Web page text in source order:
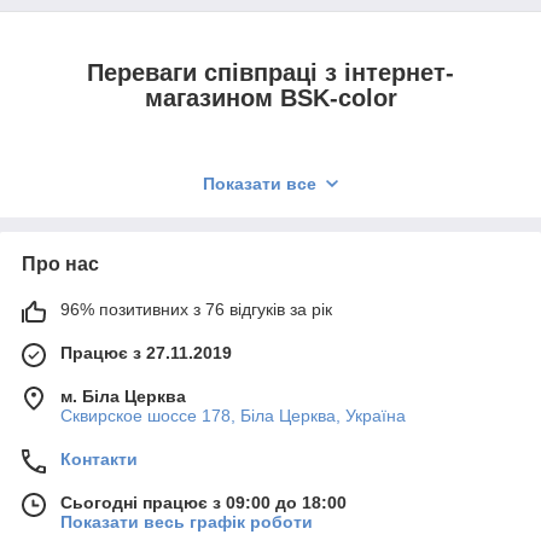
Переваги співпраці з інтернет-
магазином BSK-color
постійно в наявності.
Швидке оформлення та відправка
замовлень, мінімальні терміни очікування.
Помірні ціни, наявність акційних
пропозицій за відмінною ціною.
Качественные подметки и подошвы
Показати все
Про нас
96% позитивних з 76 відгуків за рік
Працює з 27.11.2019
м. Біла Церква
Сквирское шоссе 178, Біла Церква, Україна
Контакти
Сьогодні працює з 09:00 до 18:00
Показати весь графік роботи